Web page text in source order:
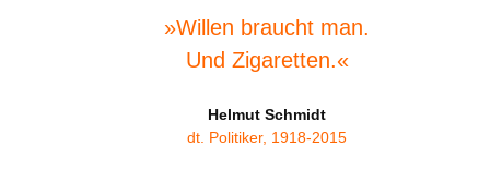
»Willen braucht man.
Und Zigaretten.«
Helmut Schmidt
dt. Politiker, 1918-2015